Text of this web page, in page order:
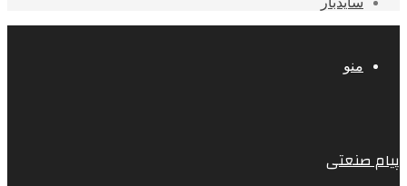
منو
پیام صنعتی